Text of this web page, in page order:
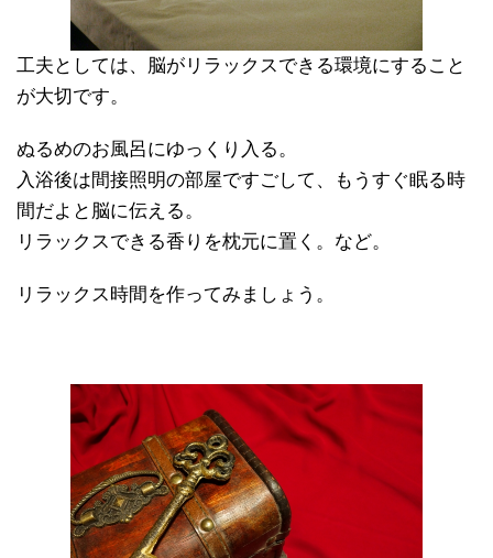
工夫としては、脳がリラックスできる環境にすること
が大切です。
ぬるめのお風呂にゆっくり入る。
入浴後は間接照明の部屋ですごして、もうすぐ眠る時
間だよと脳に伝える。
リラックスできる香りを枕元に置く。など。
リラックス時間を作ってみましょう。